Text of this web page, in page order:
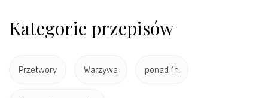
Kategorie przepisów
Przetwory Warzywa ponad 1h